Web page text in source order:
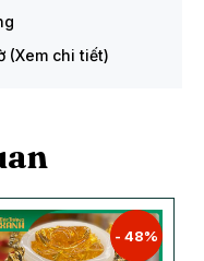
(Xem chi tiết)
- 48%